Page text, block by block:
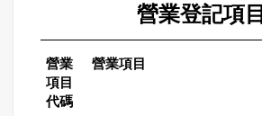
營業登記項目
營業
項目
代碼
營業項目